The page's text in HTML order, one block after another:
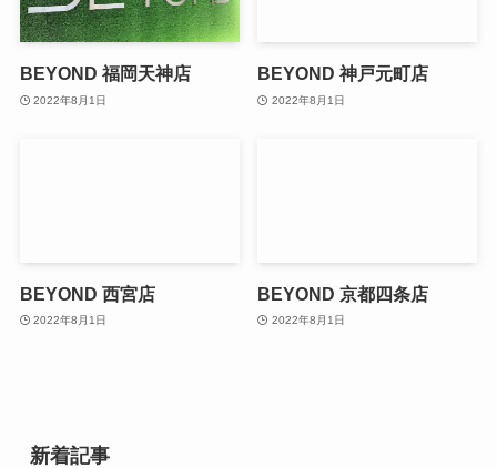
BEYOND 福岡天神店
2022年8月1日
BEYOND 神戸元町店
2022年8月1日
BEYOND 西宮店
2022年8月1日
BEYOND 京都四条店
2022年8月1日
新着記事